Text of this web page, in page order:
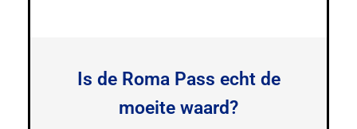
Is de Roma Pass echt de
moeite waard?